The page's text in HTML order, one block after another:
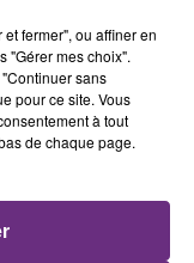
JAMES ARTHUR
Impossible
fermer", ou affiner en
"Gérer mes choix".
sans
pour ce site. Vous
à tout
de chaque page.